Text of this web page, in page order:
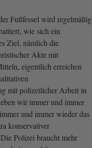
Fußfessel wird regelmäßig
wie sich ein
Ziel, nämlich die
Akte mit
eigentlich erreichen
mit polizeilicher Arbeit in
wir immer und immer
und immer wieder das
konservativer
Polizei braucht mehr